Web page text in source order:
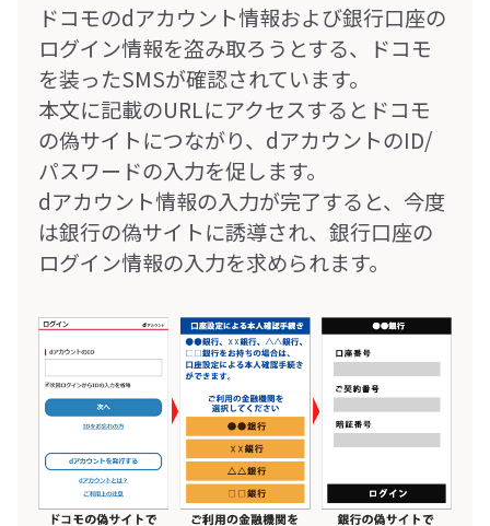
ドコモのdアカウント情報および銀行口座の
ログイン情報を盗み取ろうとする、ドコモ
を装ったSMSが確認されています。
本文に記載のURLにアクセスするとドコモ
の偽サイトにつながり、dアカウントのID/
パスワードの入力を促します。
dアカウント情報の入力が完了すると、今度
は銀行の偽サイトに誘導され、銀行口座の
ログイン情報の入力を求められます。